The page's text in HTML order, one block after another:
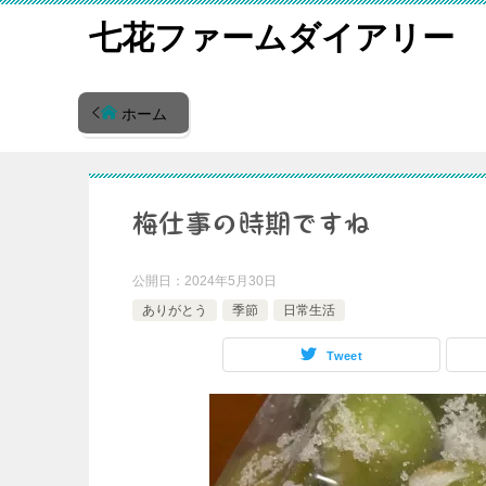
七花ファームダイアリー
ホーム
梅仕事の時期ですね
公開日： 2024年5月30日
ありがとう
季節 日常生活
Tweet